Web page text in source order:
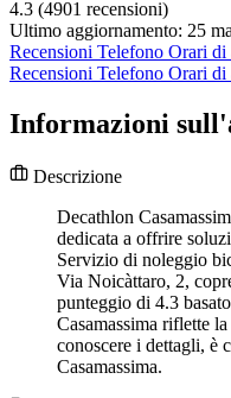
4.3 (4901 recensioni)
Ultimo aggiornamento: 25
Recensioni Telefono Orari di
Recensioni Telefono Orari di
Informazioni
Descrizione
Decathlon
dedicata a offrire
Servizio di noleggio
Via Noicàttaro, 2,
punteggio di 4.3
Casamassima riflette
conoscere i dettagli, è
Casamassima.